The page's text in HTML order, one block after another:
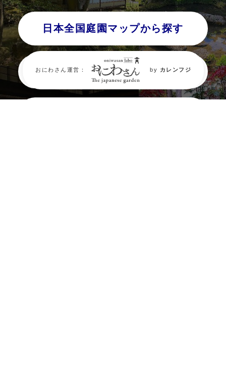
日本全国庭園マップから探す
都道府県から探す
おにわさん運営： by カレンフジ